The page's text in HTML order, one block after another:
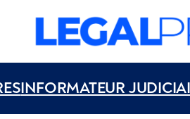
INFORMATEUR